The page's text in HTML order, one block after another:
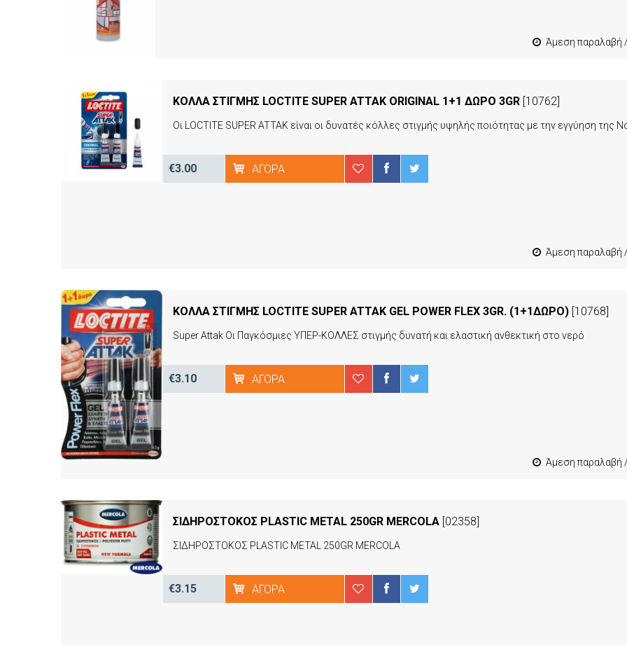
Άμεση παραλαβή / Παράδοση 1-3
ΚΟΛΛΑ ΣΤΙΓΜΗΣ LOCTITE SUPER ATTAK ORIGINAL 1+1 ΔΩΡΟ 3GR[10762]
€3.00 ΑΓΟΡΆ
Άμεση παραλαβή / Παράδοση 1-3
ΚΟΛΛΑ ΣΤΙΓΜΗΣ LOCTITE SUPER ATTAK GEL POWER FLEX 3GR. (1+1ΔΩΡΟ)[10768]
Super Attak Οι Παγκόσμιες ΥΠΕΡ-ΚΟΛΛΕΣ στιγμής δυνατή και ελαστική ανθεκτική στο νερό
€3.10 ΑΓΟΡΆ
Άμεση παραλαβή / Παράδοση 1-3
ΣΙΔΗΡΟΣΤΟΚΟΣ PLASTIC METAL 250GR MERCOLA[02358]
ΣΙΔΗΡΟΣΤΟΚΟΣ PLASTIC METAL 250GR MERCOLA
€3.15 ΑΓΟΡΆ